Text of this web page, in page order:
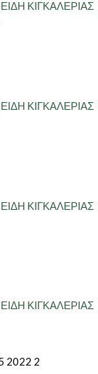
ΕΙΔΗ ΚΙΓΚΑΛΕΡΙΑΣ
ΕΙΔΗ ΚΙΓΚΑΛΕΡΙΑΣ
ΕΙΔΗ ΚΙΓΚΑΛΕΡΙΑΣ
ΕΙΔΗ ΚΙΓΚΑΛΕΡΙΑΣ